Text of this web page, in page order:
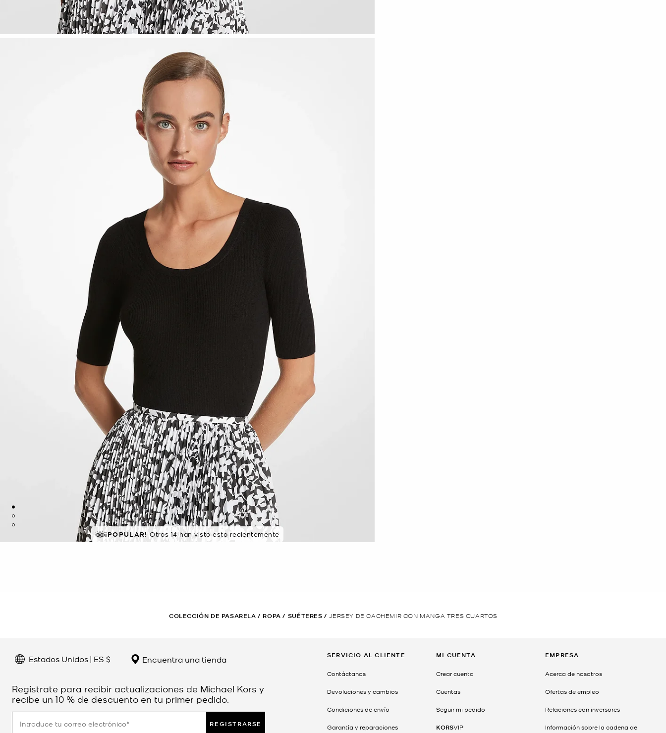
¡POPULAR! Otros 14 han visto esto recientemente
COLECCIÓN DE PASARELA / ROPA / SUÉTERES / JERSEY DE CACHEMIR CON MANGA TRES CUARTOS
Estados Unidos | ES $ Encuentra una tienda
Regístrate para recibir actualizaciones de Michael Kors y
recibe un 10 % de descuento en tu primer pedido.
REGISTRARSE
SERVICIO AL CLIENTE
Contáctanos
Devoluciones y cambios
Condiciones de envío
Garantía y reparaciones
MI CUENTA
Crear cuenta
Cuentas
Seguir mi pedido
KORSVIP
EMPRESA
Acerca de nosotros
Ofertas de empleo
Relaciones con inversores
Información sobre la cadena de